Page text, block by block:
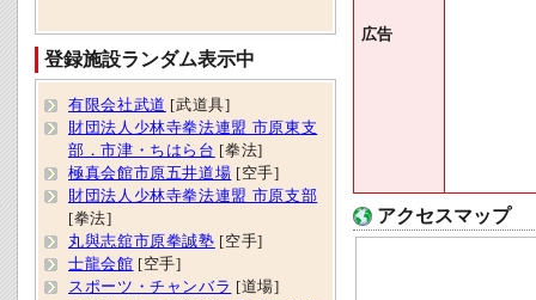
広告
アクセスマップ
登録施設ランダム表示中
有限会社武道 [武道具]
財団法人少林寺拳法連盟 市原東支
部．市津・ちはら台 [拳法]
極真会館市原五井道場 [空手]
財団法人少林寺拳法連盟 市原支部
[拳法]
丸與志舘市原拳誠塾 [空手]
士龍会館 [空手]
スポーツ・チャンバラ [道場]